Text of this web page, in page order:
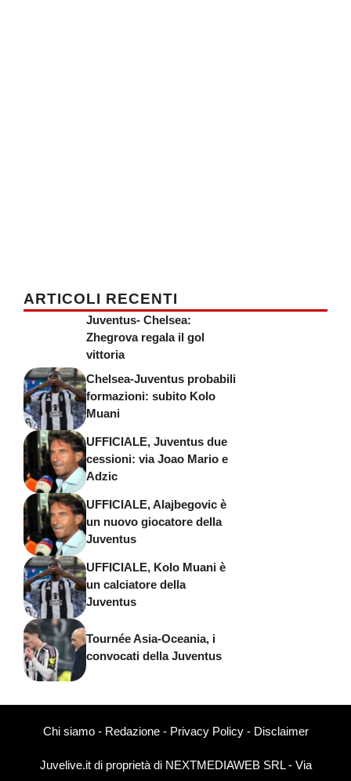
ARTICOLI RECENTI
Juventus- Chelsea:
Zhegrova regala il gol
vittoria
Chelsea-Juventus probabili
formazioni: subito Kolo
Muani
UFFICIALE, Juventus due
cessioni: via Joao Mario e
Adzic
UFFICIALE, Alajbegovic è
un nuovo giocatore della
Juventus
UFFICIALE, Kolo Muani è
un calciatore della
Juventus
Tournée Asia-Oceania, i
convocati della Juventus
Chi siamo- Redazione- Privacy Policy- Disclaimer
Juvelive.it di proprietà di NEXTMEDIAWEB SRL - Via